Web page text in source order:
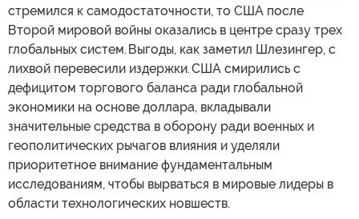
стремился к самодостаточности, то США после
Второй мировой войны оказались в центре сразу трех
глобальных систем. Выгоды, как заметил Шлезингер, с
лихвой перевесили издержки. США смирились с
дефицитом торгового баланса ради глобальной
экономики на основе доллара, вкладывали
значительные средства в оборону ради военных и
геополитических рычагов влияния и уделяли
приоритетное внимание фундаментальным
исследованиям, чтобы вырваться в мировые лидеры в
области технологических новшеств.